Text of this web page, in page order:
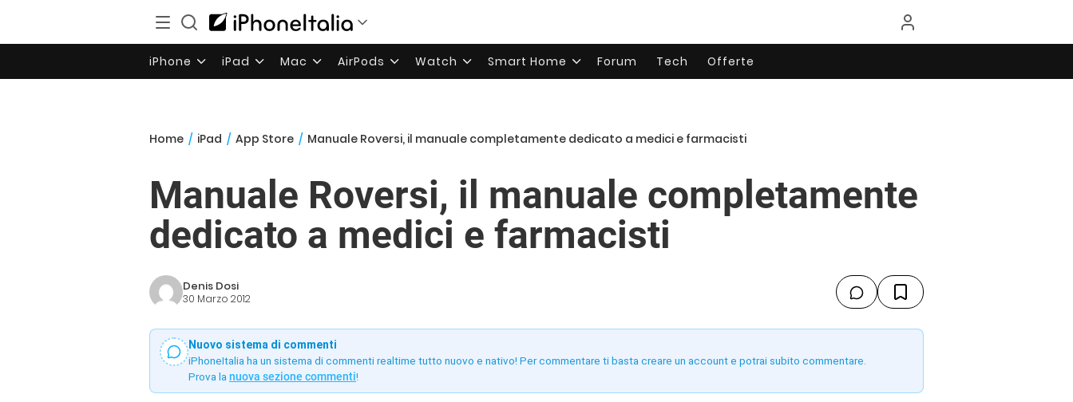
iPhone iPad Mac AirPods Watch Smart Home Forum Tech Offerte
Home / iPad / App Store / Manuale Roversi, il manuale completamente dedicato a medici e farmacisti
Manuale Roversi, il manuale completamente
dedicato a medici e farmacisti
Denis Dosi
30 Marzo 2012
Nuovo sistema di commenti
iPhoneItalia ha un sistema di commenti realtime tutto nuovo e nativo! Per commentare ti basta creare un account e potrai subito commentare.
Prova la nuova sezione commenti!